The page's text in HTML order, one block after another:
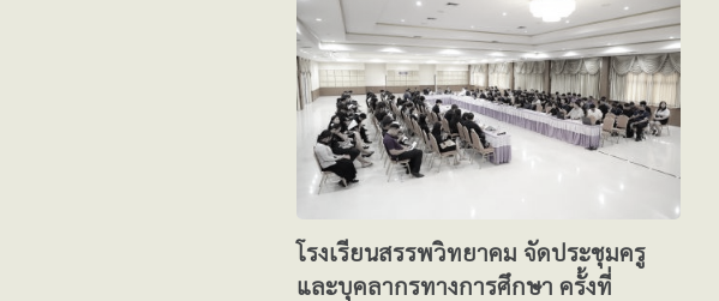
โรงเรียนสรรพวิทยาคม จัดประชุมครู
และบุคลากรทางการศึกษา ครั้งที่